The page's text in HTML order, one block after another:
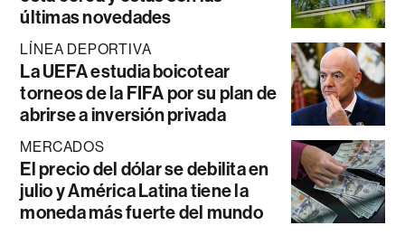
últimas novedades
LÍNEA DEPORTIVA
La UEFA estudia boicotear
torneos de la FIFA por su plan de
abrirse a inversión privada
MERCADOS
El precio del dólar se debilita en
julio y América Latina tiene la
moneda más fuerte del mundo